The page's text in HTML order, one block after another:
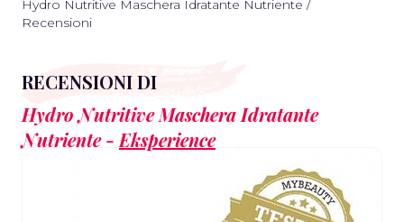
Hydro Nutritive Maschera Idratante Nutriente /
Recensioni
RECENSIONI DI
Hydro Nutritive Maschera Idratante
Nutriente - Eksperience